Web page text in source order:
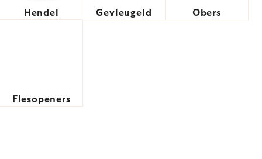
Hendel Gevleugeld Obers
Flesopeners